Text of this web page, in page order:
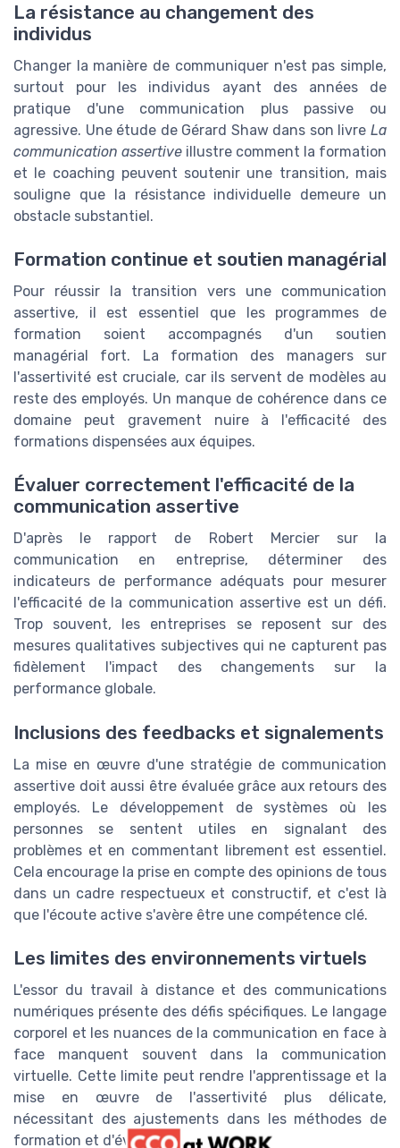
La résistance au changement des
individus
Changer la manière de communiquer n'est pas simple,
surtout pour les individus ayant des années de
pratique d'une communication plus passive ou
agressive. Une étude de Gérard Shaw dans son livre La
communication assertive illustre comment la formation
et le coaching peuvent soutenir une transition, mais
souligne que la résistance individuelle demeure un
obstacle substantiel.
Formation continue et soutien managérial
Pour réussir la transition vers une communication
assertive, il est essentiel que les programmes de
formation soient accompagnés d'un soutien
managérial fort. La formation des managers sur
l'assertivité est cruciale, car ils servent de modèles au
reste des employés. Un manque de cohérence dans ce
domaine peut gravement nuire à l'efficacité des
formations dispensées aux équipes.
Évaluer correctement l'efficacité de la
communication assertive
D'après le rapport de Robert Mercier sur la
communication en entreprise, déterminer des
indicateurs de performance adéquats pour mesurer
l'efficacité de la communication assertive est un défi.
Trop souvent, les entreprises se reposent sur des
mesures qualitatives subjectives qui ne capturent pas
fidèlement l'impact des changements sur la
performance globale.
Inclusions des feedbacks et signalements
La mise en œuvre d'une stratégie de communication
assertive doit aussi être évaluée grâce aux retours des
employés. Le développement de systèmes où les
personnes se sentent utiles en signalant des
problèmes et en commentant librement est essentiel.
Cela encourage la prise en compte des opinions de tous
dans un cadre respectueux et constructif, et c'est là
que l'écoute active s'avère être une compétence clé.
Les limites des environnements virtuels
L'essor du travail à distance et des communications
numériques présente des défis spécifiques. Le langage
corporel et les nuances de la communication en face à
face manquent souvent dans la communication
virtuelle. Cette limite peut rendre l'apprentissage et la
mise en œuvre de l'assertivité plus délicate,
nécessitant des ajustements dans les méthodes de
formation et d'évaluation.